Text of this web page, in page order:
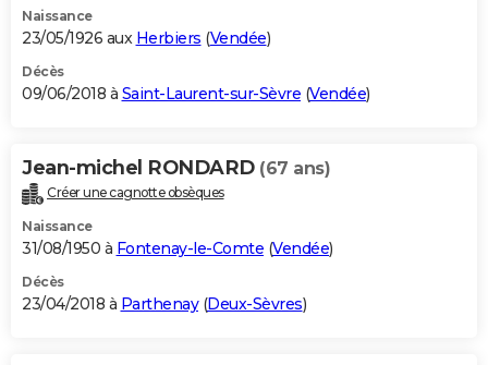
Naissance
23/05/1926 aux Herbiers (Vendée)
Décès
09/06/2018 à Saint-Laurent-sur-Sèvre (Vendée)
Jean-michel RONDARD (67 ans)
Créer une cagnotte obsèques
Naissance
31/08/1950 à Fontenay-le-Comte (Vendée)
Décès
23/04/2018 à Parthenay(Deux-Sèvres)